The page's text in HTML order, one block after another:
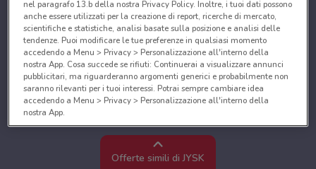
Offerte simili di JYSK
nel paragrafo 13.b della nostra Privacy Policy. Inoltre, i tuoi dati possono
anche essere utilizzati per la creazione di report, ricerche di mercato,
scientifiche e statistiche, analisi basate sulla posizione e analisi delle
tendenze. Puoi modificare le tue preferenze in qualsiasi momento
accedendo a Menu > Privacy > Personalizzazione all'interno della
nostra App. Cosa succede se rifiuti: Continuerai a visualizzare annunci
pubblicitari, ma riguarderanno argomenti generici e probabilmente non
saranno rilevanti per i tuoi interessi. Potrai sempre cambiare idea
accedendo a Menu > Privacy > Personalizzazione all'interno della
nostra App.
Noi e i nostri partner trattiamo i dati per fornire:
Utilizzare dati di geolocalizzazione precisi. Scansione attiva delle
caratteristiche del dispositivo ai fini dell’identificazione. Archiviare